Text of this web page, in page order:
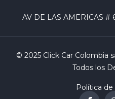
AV DE LAS AMERICAS #
© 2025 Click Car Colombia
Todos los
Política de